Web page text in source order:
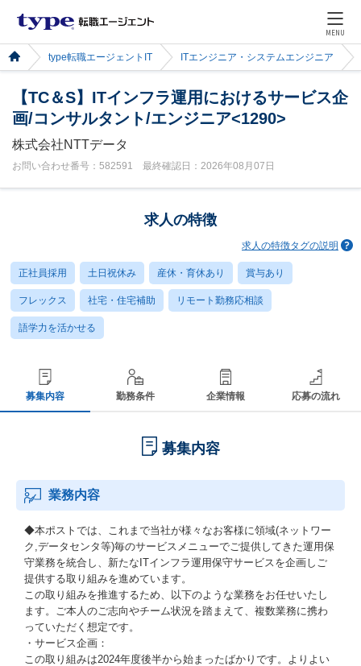
MENU
type転職エージェントIT ITエンジニア・システムエンジニア
【TC＆S】ITインフラ運用におけるサービス企
画/コンサルタント/エンジニア<1290>
株式会社NTTデータ
お問い合わせ番号：582591 最終確認日：2026年08月07日
求人の特徴
求人の特徴タグの説明
正社員採用 土日祝休み 産休・育休あり 賞与あり
フレックス 社宅・住宅補助 リモート勤務応相談
語学力を活かせる
募集内容 勤務条件 企業情報 応募の流れ
募集内容
業務内容
◆本ポストでは、これまで当社が様々なお客様に領域(ネットワー
ク,データセンタ等)毎のサービスメニューでご提供してきた運用保
守業務を統合し、新たなITインフラ運用保守サービスを企画しご
提供する取り組みを進めています。
この取り組みを推進するため、以下のような業務をお任せいたし
ます。ご本人のご志向やチーム状況を踏まえて、複数業務に携わ
っていただく想定です。
・サービス企画：
この取り組みは2024年度後半から始まったばかりです。よりよい